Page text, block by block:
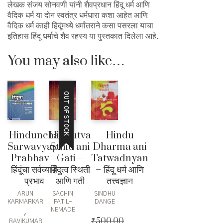
लेखक संजय सोनवणी यांनी शैवप्रधान हिंदू धर्म आणि
वैदिक धर्म या दोन स्वतंत्र धर्मधारा कशा आहेत आणि
वैदिक धर्म काही हिंदूंमध्ये धर्मांतराने कसा पसरला याचा
इतिहास हिंदू धर्माचे शैव रहस्य या पुस्तकात दिलेला आहे.
You may also like…
Hinduncha
Sarwavyapi
Prabhav –
हिंदूंचा सर्वव्यापी
प्रभाव
ARUN
KARMARKAR
,
RAVIKUMAR
OUT OF STOCK
Hindutva
Sthiti ani
Gati –
हिंदुत्व स्थिती
आणि गती
SACHIN
PATIL-
NEMADE
Hindu
Dharma ani
Tatwadnyan
– हिंदू धर्म आणि
तत्त्वज्ञान
SINDHU
DANGE